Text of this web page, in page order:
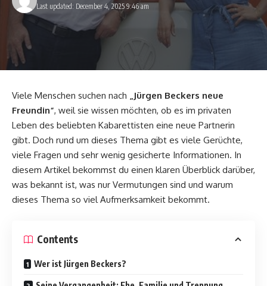
Last updated: December 4, 2025 9:46 am
Viele Menschen suchen nach „Jürgen Beckers neue
Freundin“, weil sie wissen möchten, ob es im privaten
Leben des beliebten Kabarettisten eine neue Partnerin
gibt. Doch rund um dieses Thema gibt es viele Gerüchte,
viele Fragen und sehr wenig gesicherte Informationen. In
diesem Artikel bekommst du einen klaren Überblick darüber,
was bekannt ist, was nur Vermutungen sind und warum
dieses Thema so viel Aufmerksamkeit bekommt.
Contents
Wer ist Jürgen Beckers?